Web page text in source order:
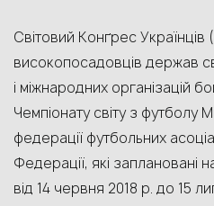
Світовий Конґрес Українців
високопосадовців держав
і міжнародних організацій
Чемпіонату світу з футболу
федерації футбольних
Федерації, які заплановані
від 14 червня 2018 р. до 15